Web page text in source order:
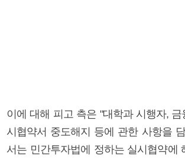
이에 대해 피고 측은 "대학과 시행자, 금
시협약서 중도해지 등에 관한 사항을
서는 민간투자법에 정하는 실시협약에